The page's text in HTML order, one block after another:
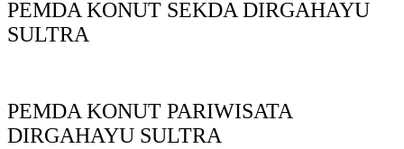
PEMDA KONUT SEKDA DIRGAHAYU
SULTRA
PEMDA KONUT PARIWISATA
DIRGAHAYU SULTRA